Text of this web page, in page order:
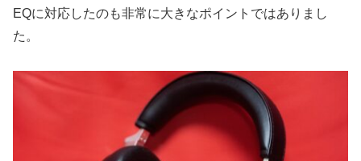
EQに対応したのも非常に大きなポイントではありまし
た。